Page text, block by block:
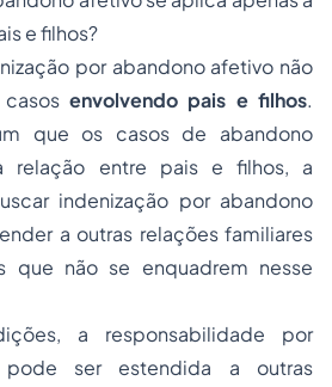
e filhos?
por abandono afetivo não
envolvendo pais e filhos.
que os casos de abandono
relação entre pais e filhos, a
indenização por abandono
a outras relações familiares
que não se enquadrem nesse
a responsabilidade por
pode ser estendida a outras